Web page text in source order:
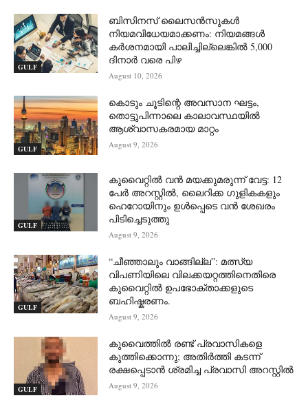
GULF
ബിസിനസ് ലൈസൻസുകൾ
നിയമവിധേയമാക്കണം: നിയമങ്ങൾ
കർശനമായി പാലിച്ചില്ലെങ്കിൽ 5,000
ദിനാർ വരെ പിഴ
August 10, 2026
GULF
കൊടും ചൂടിന്റെ അവസാന ഘട്ടം,
തൊട്ടുപിന്നാലെ കാലാവസ്ഥയിൽ
ആശ്വാസകരമായ മാറ്റം
August 9, 2026
GULF
കുവൈറ്റിൽ വൻ മയക്കുമരുന്ന് വേട്ട: 12
പേർ അറസ്റ്റിൽ, ലൈറിക്ക ഗുളികകളും
ഹെറോയിനും ഉൾപ്പെടെ വൻ ശേഖരം
പിടിച്ചെടുത്തു
August 9, 2026
GULF
“ചീഞ്ഞാലും വാങ്ങില്ല”: മത്സ്യ
വിപണിയിലെ വിലക്കയറ്റത്തിനെതിരെ
കുവൈറ്റിൽ ഉപഭോക്താക്കളുടെ
ബഹിഷ്കരണം.
August 9, 2026
GULF
കുവൈത്തിൽ രണ്ട് പ്രവാസികളെ
കുത്തിക്കൊന്നു; അതിർത്തി കടന്ന്
രക്ഷപ്പെടാൻ ശ്രമിച്ച പ്രവാസി അറസ്റ്റിൽ
August 9, 2026